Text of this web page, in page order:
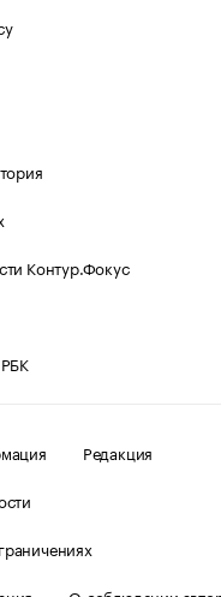
Контур.Фокус
Редакция